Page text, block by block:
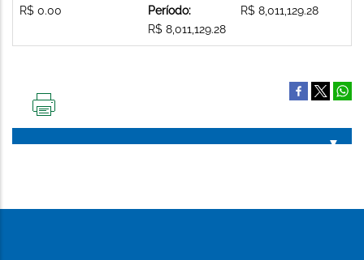
R$ 0.00
Período:
R$ 8,011,129.28
R$ 8,011,129.28
PÁGINA